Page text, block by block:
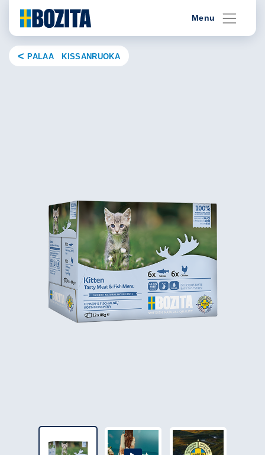
content
Menu
PALAA KISSANRUOKA